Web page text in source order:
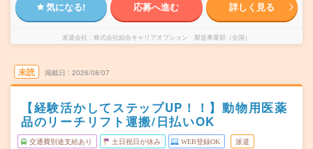
気になる! 応募へ進む 詳しく見る
派遣会社 株式会社綜合キャリアオプション 製造事業部（全国）
未読 掲載日 2026/08/07
【経験活かしてステップUP！！】動物用医薬
品のリーチリフト運搬/日払いOK
交通費別途支給あり 土日祝日が休み WEB登録OK 派遣